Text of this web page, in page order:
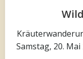
Samstag, 20.